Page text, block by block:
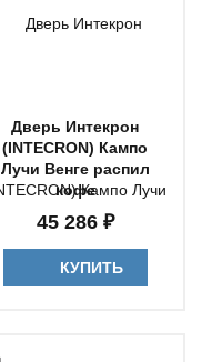
Дверь Интекрон
(INTECRON) Кампо
Лучи Венге распил
кофе
45 286 ₽
КУПИТЬ